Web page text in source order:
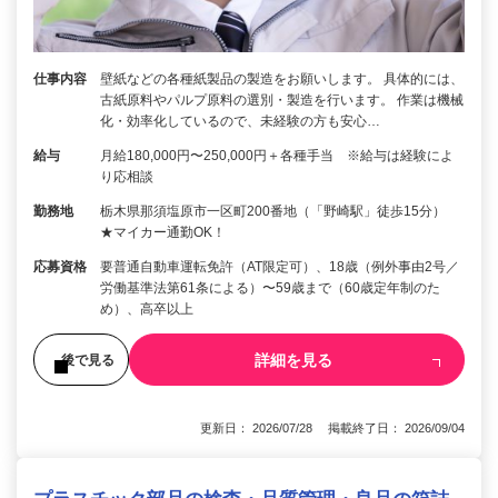
仕事内容
壁紙などの各種紙製品の製造をお願いします。 具体的には、
古紙原料やパルプ原料の選別・製造を行います。 作業は機械
化・効率化しているので、未経験の方も安心…
給与
月給180,000円〜250,000円＋各種手当 ※給与は経験によ
り応相談
勤務地
栃木県那須塩原市一区町200番地（「野崎駅」徒歩15分）
★マイカー通勤OK！
応募資格
要普通自動車運転免許（AT限定可）、18歳（例外事由2号／
労働基準法第61条による）〜59歳まで（60歳定年制のた
め）、高卒以上
後で見る 詳細を見る
更新日： 2026/07/28 掲載終了日： 2026/09/04